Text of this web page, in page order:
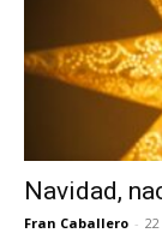
Navidad,
Fran Caballero -